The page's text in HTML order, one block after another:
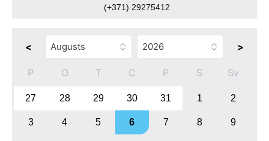
(+371) 29275412
< >
P O T C P S Sv
27 28 29 30 31 1 2
3 4 5 6 7 8 9